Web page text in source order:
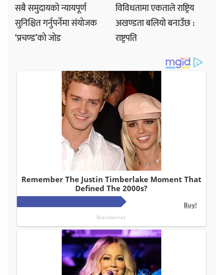
सबै समुदायको न्यायपूर्ण
सुनिश्चित गर्नुपर्नेमा संयोजक
‘प्रचण्ड’को जोड
विविधतामा एकताले राष्ट्रिय
अखण्डता बलियो बनाउँछ :
राष्ट्रपति